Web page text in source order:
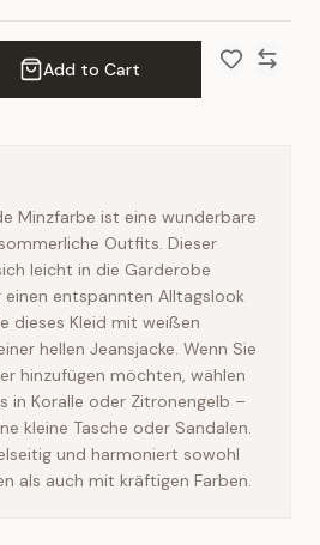
Add to Cart
Minzfarbe ist eine wunderbare
Outfits. Dieser
leicht in die Garderobe
einen entspannten Alltagslook
dieses Kleid mit weißen
hellen Jeansjacke. Wenn Sie
hinzufügen möchten, wählen
in Koralle oder Zitronengelb –
kleine Tasche oder Sandalen.
und harmoniert sowohl
als auch mit kräftigen Farben.